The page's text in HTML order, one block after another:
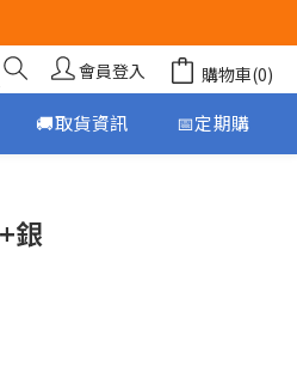
會員登入 購物車(0)
🚚取貨資訊 📅定期購
銀